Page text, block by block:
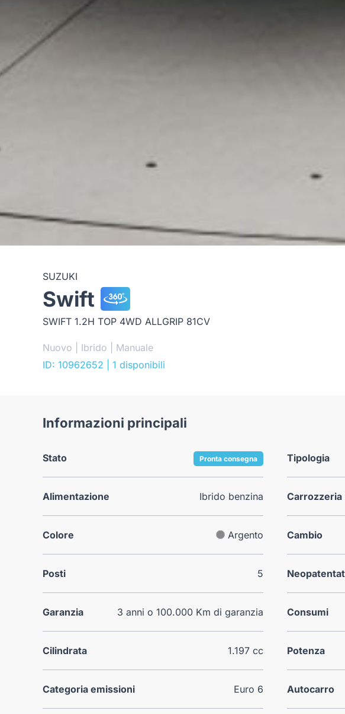
SUZUKI
Swift
SWIFT 1.2H TOP 4WD ALLGRIP 81CV
Nuovo | Ibrido | Manuale
ID: 10962652
| 1 disponibili
Informazioni principali
Stato Pronta consegna Tipologia
Alimentazione Ibrido benzina Carrozzeria
Colore Argento Cambio
Posti 5
Garanzia 3 anni o 100.000 Km di garanzia Consumi
Cilindrata 1.197 cc Potenza
Categoria emissioni Euro 6 Autocarro